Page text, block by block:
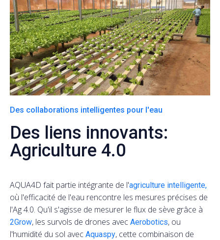
Des collaborations intelligentes pour l'eau
Des liens innovants:
Agriculture 4.0
AQUA4D fait partie intégrante de l'agriculture intelligente,
où l'efficacité de l'eau rencontre les mesures précises de
l'Ag 4.0. Qu'il s'agisse de mesurer le flux de sève grâce à
2Grow, les survols de drones avec Aerobotics, ou
l'humidité du sol avec Aquaspy, cette combinaison de